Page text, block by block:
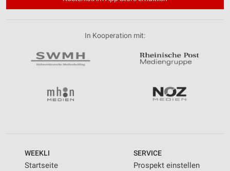
In Kooperation mit:
WEEKLI
Startseite
SERVICE
Prospekt einstellen